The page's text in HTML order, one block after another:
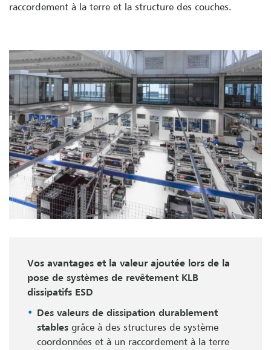
raccordement à la terre et la structure des couches.
Vos avantages et la valeur ajoutée lors de la
pose de systèmes de revêtement KLB
dissipatifs ESD
Des valeurs de dissipation durablement
stables grâce à des structures de système
coordonnées et à un raccordement à la terre